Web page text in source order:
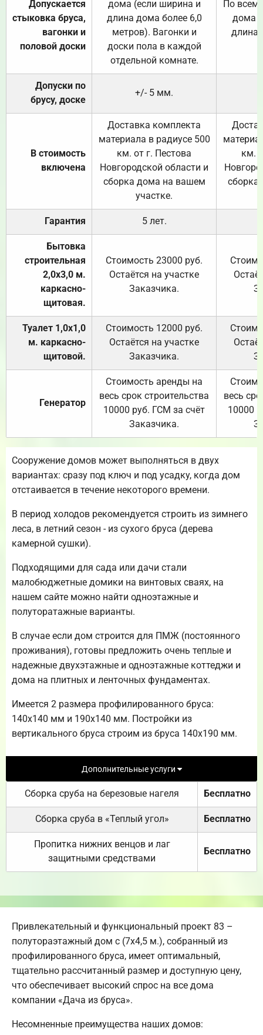
Допускается
стыковка бруса,
вагонки и
половой доски
дома (если ширина и
длина дома более 6,0
метров). Вагонки и
доски пола в каждой
отдельной комнате.
По
дома
длина
Допуски по
брусу, доске
+/- 5 мм.
В стоимость
включена
Доставка комплекта
материала в радиусе 500
км. от г. Пестова
Новгородской области и
сборка дома на вашем
участке.
км.
Гарантия 5 лет.
Бытовка
строительная
2,0х3,0 м.
каркасно-
щитовая.
Стоимость 23000 руб.
Остаётся на участке
Заказчика.
Туалет 1,0х1,0
м. каркасно-
щитовой.
Стоимость 12000 руб.
Остаётся на участке
Заказчика.
Генератор
Стоимость аренды на
весь срок строительства
10000 руб. ГСМ за счёт
Заказчика.
весь
10000
Сооружение домов может выполняться в двух
вариантах: сразу под ключ и под усадку, когда дом
отстаивается в течение некоторого времени.
В период холодов рекомендуется строить из зимнего
леса, в летний сезон - из сухого бруса (дерева
камерной сушки).
Подходящими для сада или дачи стали
малобюджетные домики на винтовых сваях, на
нашем сайте можно найти одноэтажные и
полуторатажные варианты.
В случае если дом строится для ПМЖ (постоянного
проживания), готовы предложить очень теплые и
надежные двухэтажные и одноэтажные коттеджи и
дома на плитных и ленточных фундаментах.
Имеется 2 размера профилированного бруса:
140х140 мм и 190х140 мм. Постройки из
вертикального бруса строим из бруса 140х190 мм.
Дополнительные услуги
Сборка сруба на березовые нагеля Бесплатно
Сборка сруба в «Теплый угол» Бесплатно
Пропитка нижних венцов и лаг
защитными средствами
Бесплатно
Привлекательный и функциональный проект 83 –
полутораэтажный дом с (7х4,5 м.), собранный из
профилированного бруса, имеет оптимальный,
тщательно рассчитанный размер и доступную цену,
что обеспечивает высокий спрос на все дома
компании «Дача из бруса».
Несомненные преимущества наших домов: